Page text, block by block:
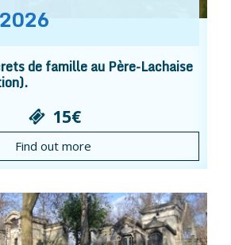
2026
de famille au Père-Lachaise
15€
Find out more